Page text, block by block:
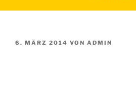
VERÖFFENTLICHT
6. MÄRZ 2014 VON ADMIN